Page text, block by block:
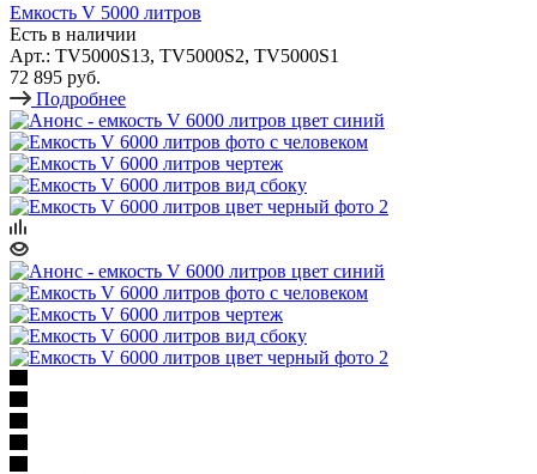
Емкость V 5000 литров
Есть в наличии
Арт.: TV5000S13, TV5000S2, TV5000S1
72 895 руб.
Подробнее